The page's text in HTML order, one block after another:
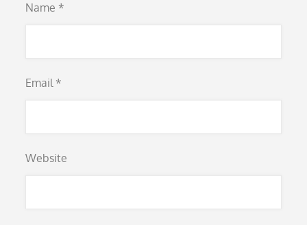
Name *
Email *
Website